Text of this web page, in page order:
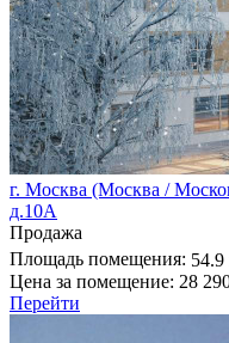
г. Москва (Москва /
д.10А
Продажа
Площадь помещения:
Цена за помещение: 28
Перейти